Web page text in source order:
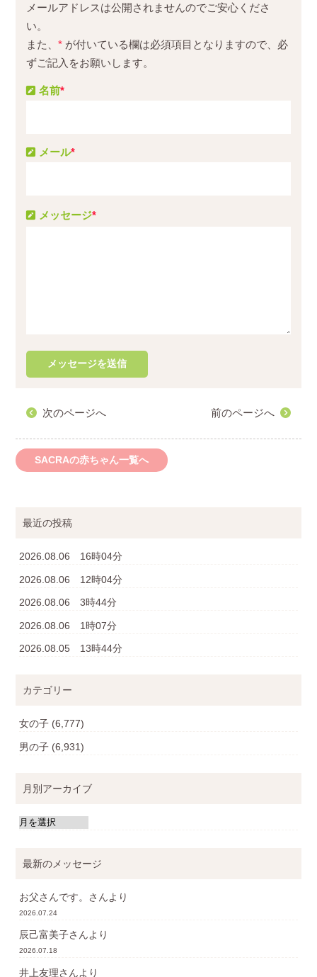
メールアドレスは公開されませんのでご安心くださ
い。
また、* が付いている欄は必須項目となりますので、必
ずご記入をお願いします。
メッセージ*
名前*
メール*
次のページへ 前のページへ
SACRAの赤ちゃん一覧へ
最近の投稿
2026.08.06 16時04分
2026.08.06 12時04分
2026.08.06 3時44分
2026.08.06 1時07分
2026.08.05 13時44分
カテゴリー
女の子 (6,777)
男の子 (6,931)
月別アーカイブ
最新のメッセージ
お父さんです。 さんより
2026.07.24
辰己富美子さんより
2026.07.18
井上友理さんより